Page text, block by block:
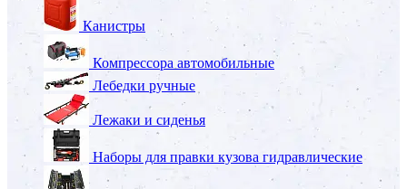
Канистры
Компрессора автомобильные
Лебедки ручные
Лежаки и сиденья
Наборы для правки кузова гидравлические